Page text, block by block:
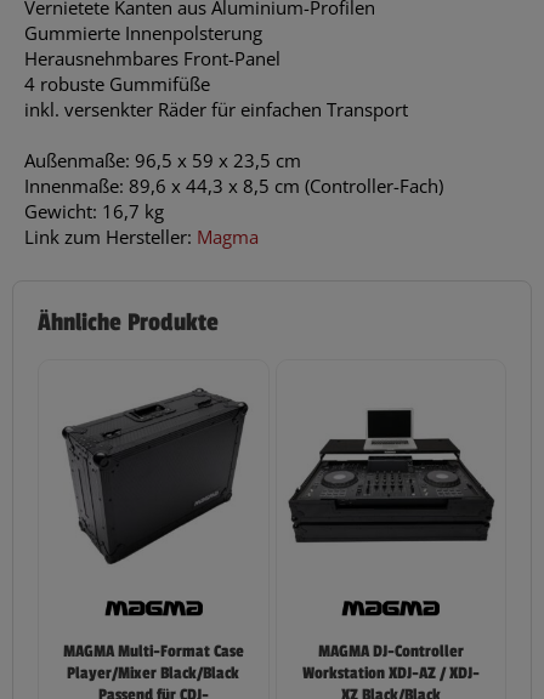
Vernietete Kanten aus Aluminium-Profilen
Gummierte Innenpolsterung
Herausnehmbares Front-Panel
4 robuste Gummifüße
inkl. versenkter Räder für einfachen Transport
Außenmaße: 96,5 x 59 x 23,5 cm
Innenmaße: 89,6 x 44,3 x 8,5 cm (Controller-Fach)
Gewicht: 16,7 kg
Link zum Hersteller: Magma
Ähnliche Produkte
MAGMA Multi-Format Case
Player/Mixer Black/Black
MAGMA DJ-Controller
Workstation XDJ-AZ / XDJ-